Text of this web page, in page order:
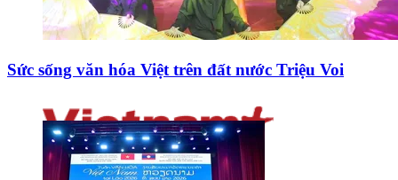
Sức sống văn hóa Việt trên đất nước Triệu Voi